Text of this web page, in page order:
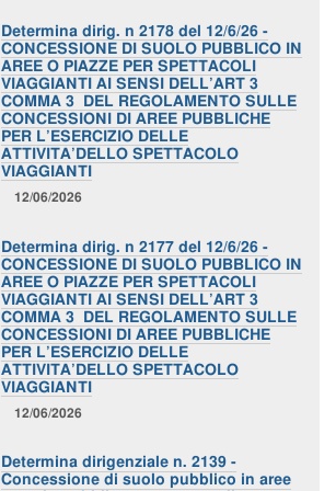
Determina dirig. n 2178 del 12/6/26 -
CONCESSIONE DI SUOLO PUBBLICO IN
AREE O PIAZZE PER SPETTACOLI
VIAGGIANTI AI SENSI DELL’ART 3
COMMA 3 DEL REGOLAMENTO SULLE
CONCESSIONI DI AREE PUBBLICHE
PER L’ESERCIZIO DELLE
ATTIVITA’DELLO SPETTACOLO
VIAGGIANTI
12/06/2026
Determina dirig. n 2177 del 12/6/26 -
CONCESSIONE DI SUOLO PUBBLICO IN
AREE O PIAZZE PER SPETTACOLI
VIAGGIANTI AI SENSI DELL’ART 3
COMMA 3 DEL REGOLAMENTO SULLE
CONCESSIONI DI AREE PUBBLICHE
PER L’ESERCIZIO DELLE
ATTIVITA’DELLO SPETTACOLO
VIAGGIANTI
12/06/2026
Determina dirigenziale n. 2139 -
Concessione di suolo pubblico in aree